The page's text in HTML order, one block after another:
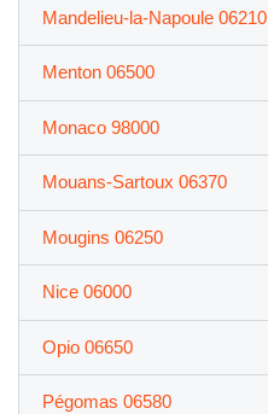
Mandelieu-la-Napoule 06210
Menton 06500
Monaco 98000
Mouans-Sartoux 06370
Mougins 06250
Nice 06000
Opio 06650
Pégomas 06580